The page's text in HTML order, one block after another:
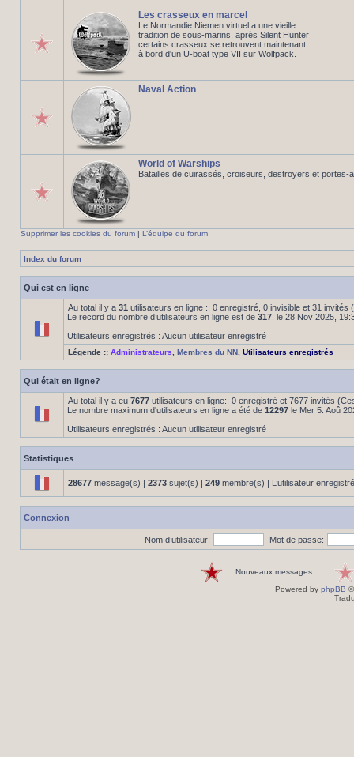
Les crasseux en marcel
Le Normandie Niemen virtuel a une vieille
tradition de sous-marins, après Silent Hunter
certains crasseux se retrouvent maintenant
à bord d'un U-boat type VII sur Wolfpack.
Naval Action
World of Warships
Batailles de cuirassés, croiseurs, destroyers et portes-
Supprimer les cookies du forum | L’équipe du forum
Index du forum
Qui est en ligne
Au total il y a 31 utilisateurs en ligne :: 0 enregistré, 0 invisible et 31
Le record du nombre d’utilisateurs en ligne est de 317 , le 28 Nov 2025,
Utilisateurs enregistrés : Aucun utilisateur enregistré
Légende :: Administrateurs Membres du NN Utilisateurs enregistrés
Qui était en ligne?
Au total il y a eu 7677 utilisateurs en ligne:: 0 enregistré et 7677 invités
Le nombre maximum d'utilisateurs en ligne a été de 12297 le Mer 5. Aoû
Utilisateurs enregistrés : Aucun utilisateur enregistré
Statistiques
28677 message(s) | 2373 sujet(s) | 249 membre(s) | L’utilisateur
Connexion
Nom d’utilisateur: Mot de passe:
Nouveaux messages
Powered by phpBB